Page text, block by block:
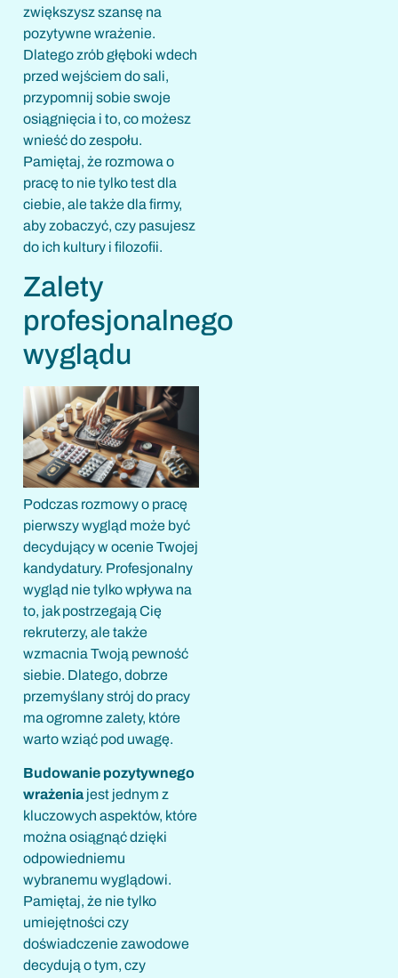
zwiększysz szansę na
pozytywne wrażenie.
Dlatego zrób głęboki wdech
przed wejściem do sali,
przypomnij sobie swoje
osiągnięcia i to, co możesz
wnieść do zespołu.
Pamiętaj, że rozmowa o
pracę to nie tylko test dla
ciebie, ale także dla firmy,
aby zobaczyć, czy pasujesz
do ich kultury i filozofii.
Zalety
profesjonalnego
wyglądu
Podczas rozmowy o pracę
pierwszy wygląd może być
decydujący w ocenie Twojej
kandydatury. Profesjonalny
wygląd nie tylko wpływa na
to, jak postrzegają Cię
rekruterzy, ale także
wzmacnia Twoją pewność
siebie. Dlatego, dobrze
przemyślany strój do pracy
ma ogromne zalety, które
warto wziąć pod uwagę.
Budowanie pozytywnego
wrażeniajest jednym z
kluczowych aspektów, które
można osiągnąć dzięki
odpowiedniemu
wybranemu wyglądowi.
Pamiętaj, że nie tylko
umiejętności czy
doświadczenie zawodowe
decydują o tym, czy